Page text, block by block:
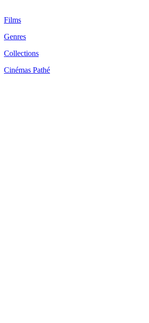
Films
Genres
Collections
Cinémas Pathé